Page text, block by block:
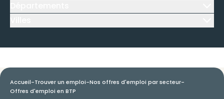
Accueil-Trouver un emploi-Nos offres d'emploi par secteur-
Offres d'emploi en BTP